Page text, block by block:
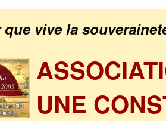
que vive la
UNE